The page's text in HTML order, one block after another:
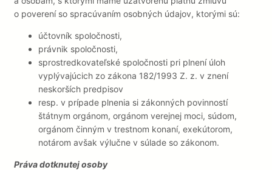
o poverení so spracúvaním osobných údajov, ktorými sú:
účtovník spoločnosti,
právnik spoločnosti,
sprostredkovateľské spoločnosti pri plnení úloh
vyplývajúcich zo zákona 182/1993 Z. z. v znení
neskorších predpisov
resp. v prípade plnenia si zákonných povinností
štátnym orgánom, orgánom verejnej moci, súdom,
orgánom činným v trestnom konaní, exekútorom,
notárom avšak výlučne v súlade so zákonom.
Práva dotknutej osoby